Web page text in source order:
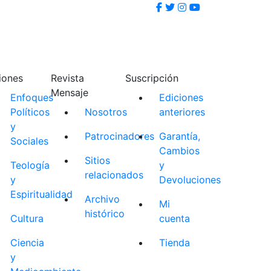
Enfoques
Políticos
y
Sociales
Teología
y
Espiritualidad
Cultura
Ciencia
y
Revista
Mensaje
Nosotros
Patrocinadores
Sitios
relacionados
Archivo
histórico
Suscripción
Ediciones
anteriores
Garantía,
Cambios
y
Devoluciones
Mi
cuenta
Tienda